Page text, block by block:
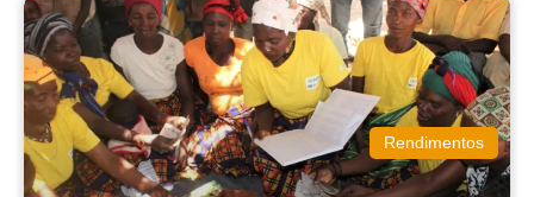
Rendimentos